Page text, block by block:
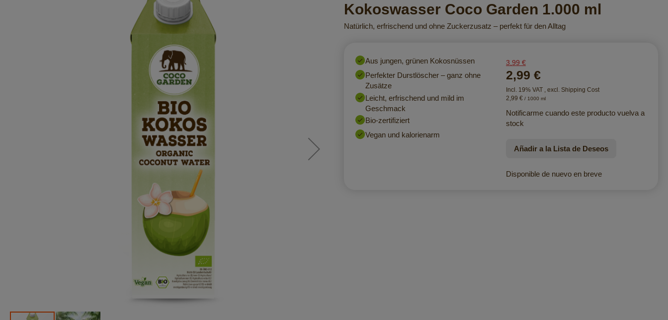
Kokoswasser Coco Garden 1.000 ml
Natürlich, erfrischend und ohne Zuckerzusatz – perfekt für den Alltag
Aus jungen, grünen Kokosnüssen
Perfekter Durstlöscher – ganz ohne
Zusätze
Leicht, erfrischend und mild im
Geschmack
Bio-zertifiziert
Vegan und kalorienarm
3,99 €
2,99 €
Incl. 19% VAT , excl. Shipping Cost
2,99 € / 1000 ml
Notificarme cuando este producto vuelva a
stock
Añadir a la Lista de Deseos
Disponible de nuevo en breve